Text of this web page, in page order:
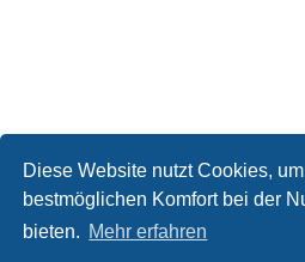
Diese Website nutzt Cookies,
bestmöglichen Komfort bei der
bieten. Mehr erfahren